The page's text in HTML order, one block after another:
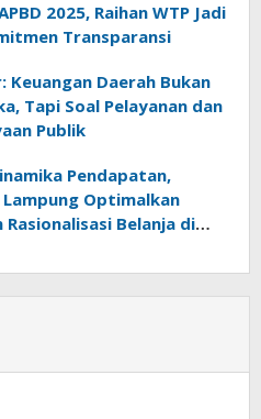
2025, Raihan WTP Jadi
Transparansi
Keuangan Daerah Bukan
Tapi Soal Pelayanan dan
Publik
Pendapatan,
Optimalkan
Rasionalisasi Belanja di